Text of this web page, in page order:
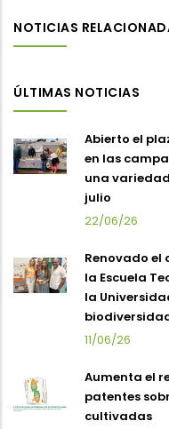
NOTICIAS
ÚLTIMAS NOTICIAS
Abierto el
en las
una
julio
22/06/26
Renovado el
la Escuela
la
11/06/26
Aumenta el
patentes
cultivadas